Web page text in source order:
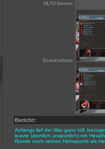
HLTV-Server:
Screenshots:
Bericht:
Anfangs lief der War ganz toll,
leavte (ziemlich unsportlich) ein
Runde noch seinen Höhepunkt als